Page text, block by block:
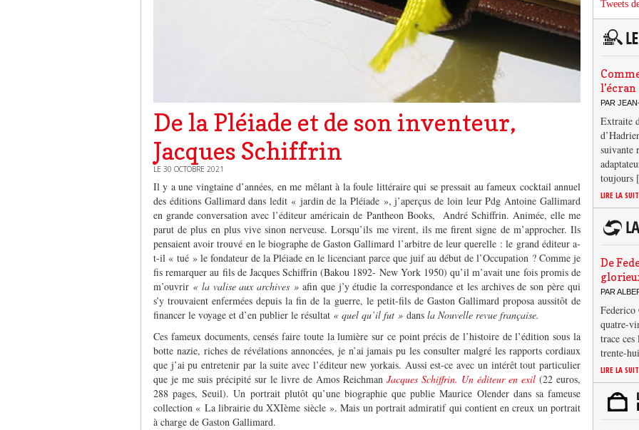
De la Pléiade et de son inventeur,
Jacques Schiffrin
LE 30 OCTOBRE 2021
Il y a une vingtaine d’années, en me mêlant à la foule littéraire qui se pressait au fameux cocktail annuel
des éditions Gallimard dans ledit « jardin de la Pléiade », j’aperçus de loin leur Pdg Antoine Gallimard
en grande conversation avec l’éditeur américain de Pantheon Books, André Schiffrin. Animée, elle me
parut de plus en plus vive sinon nerveuse. Lorsqu’ils me virent, ils me firent signe de m’approcher. Ils
pensaient avoir trouvé en le biographe de Gaston Gallimard l’arbitre de leur querelle : le grand éditeur a-
t-il « tué » le fondateur de la Pléiade en le licenciant parce que juif au début de l’Occupation ? Comme je
fis remarquer au fils de Jacques Schiffrin (Bakou 1892- New York 1950) qu’il m’avait une fois promis de
m’ouvrir « la valise aux archives » afin que j’y étudie la correspondance et les archives de son père qui
s’y trouvaient enfermées depuis la fin de la guerre, le petit-fils de Gaston Gallimard proposa aussitôt de
financer le voyage et d’en publier le résultat « quel qu’il fut » dans la Nouvelle revue française.
Ces fameux documents, censés faire toute la lumière sur ce point précis de l’histoire de l’édition sous la
botte nazie, riches de révélations annoncées, je n’ai jamais pu les consulter malgré les rapports cordiaux
que j’ai pu entretenir par la suite avec l’éditeur new yorkais. Aussi est-ce avec un intérêt tout particulier
que je me suis précipité sur le livre de Amos Reichman Jacques Schiffrin. Un éditeur en exil (22 euros,
288 pages, Seuil). Un portrait plutôt qu’une biographie que publie Maurice Olender dans sa fameuse
collection « La librairie du XXIème siècle ». Mais un portrait admiratif qui contient en creux un portrait
à charge de Gaston Gallimard.
Tweets
l’écran
PAR
Extraite
suivante
LIRE LA
De
PAR
quatre-
trace
trente-
LIRE LA